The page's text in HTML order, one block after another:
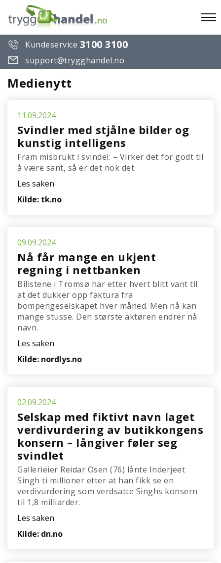
Kundeservice 3100 3100
support@trygghandel.no
Medienytt
11.09.2024
Svindler med stjålne bilder og
kunstig intelligens
Fram misbrukt i svindel: – Virker det for godt til
å være sant, så er det nok det.
Les saken
Kilde: tk.no
09.09.2024
Nå får mange en ukjent
regning i nettbanken
Bilistene i Tromsø har etter hvert blitt vant til
at det dukker opp faktura fra
bompengeselskapet hver måned. Men nå kan
mange stusse. Den største aktøren endrer nå
navn.
Les saken
Kilde: nordlys.no
02.09.2024
Selskap med fiktivt navn laget
verdivurdering av butikkongens
konsern – långiver føler seg
svindlet
Gallerieier Reidar Osen (76) lånte Inderjeet
Singh ti millioner etter at han fikk se en
verdivurdering som verdsatte Singhs konsern
til 1,8 milliarder.
Les saken
Kilde: dn.no